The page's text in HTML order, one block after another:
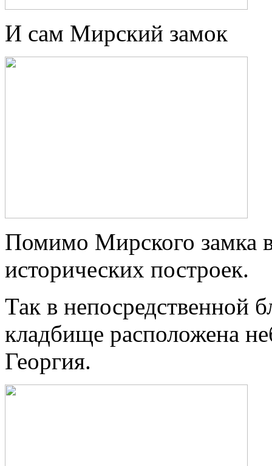
И сам Мирский замок
Помимо Мирского замка
исторических построек.
Так в непосредственной
кладбище расположена
Георгия.